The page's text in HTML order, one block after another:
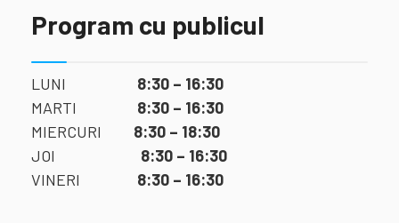
Program cu publicul
LUNI 8:30 – 16:30
MARTI 8:30 – 16:30
MIERCURI 8:30 – 18:30
JOI 8:30 – 16:30
VINERI 8:30 – 16:30